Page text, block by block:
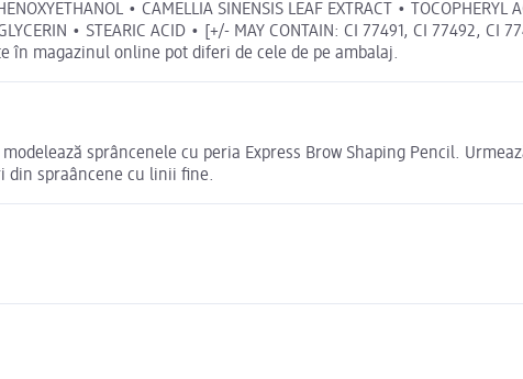
• CAMELLIA SINENSIS LEAF EXTRACT •
• STEARIC ACID • [+/- MAY CONTAIN: CI 77491, CI 77492,
în magazinul online pot diferi de cele de pe ambalaj.
sprâncenele cu peria Express Brow Shaping Pencil.
din spraâncene cu linii fine.